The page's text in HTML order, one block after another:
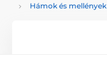
Hámok és mellények